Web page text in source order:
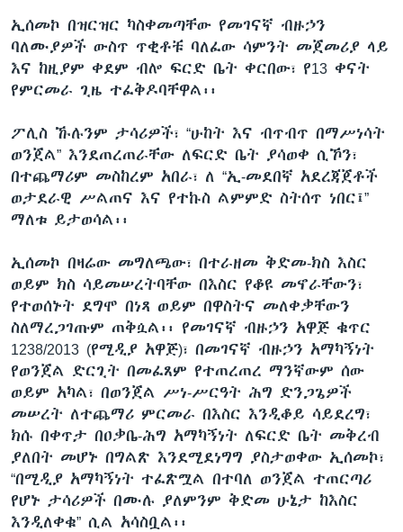
ኢሰመኮ በዝርዝር ካስቀመጣቸው የመገናኛ ብዙኃን
ባለሙያዎች ውስጥ ጥቂቶቹ ባለፈው ሳምንት መጀመሪያ ላይ
እና ከዚያም ቀደም ብሎ ፍርድ ቤት ቀርበው፣ የ13 ቀናት
የምርመራ ጊዜ ተፈቅዶባቸዋል፡፡
ፖሊስ ኹሉንም ታሳሪዎች፣ “ሁከት እና ብጥብጥ በማሥነሳት
ወንጀል” እንደጠረጠራቸው ለፍርድ ቤት ያሳወቀ ሲኾን፣
በተጨማሪም መስከረም አበራ፣ ለ “ኢ-መደበኛ አደረጃጀቶች
ወታደራዊ ሥልጠና እና የተኩስ ልምምድ ስትሰጥ ነበር፤”
ማለቱ ይታወሳል፡፡
ኢሰመኮ በዛሬው መግለጫው፣ በተራዘመ ቅድመ-ክስ እስር
ወይም ክስ ሳይመሠረትባቸው በእስር የቆዩ መኖራቸውን፣
የተወሰኑት ደግሞ በነጻ ወይም በዋስትና መለቀቃቸውን
ስለማረጋገጡም ጠቅሷል፡፡ የመገናኛ ብዙኃን አዋጅ ቁጥር
1238/2013 (የሚዲያ አዋጅ)፣ በመገናኛ ብዙኃን አማካኝነት
የወንጀል ድርጊት በመፈጸም የተጠረጠረ ማንኛውም ሰው
ወይም አካል፣ በወንጀል ሥነ-ሥርዓት ሕግ ድንጋጌዎች
መሠረት ለተጨማሪ ምርመራ በእስር እንዲቆይ ሳይደረግ፣
ክሱ በቀጥታ በዐቃቤ-ሕግ አማካኝነት ለፍርድ ቤት መቅረብ
ያለበት መሆኑ በግልጽ እንደሚደነግግ ያስታወቀው ኢሰመኮ፣
“በሚዲያ አማካኝነት ተፈጽሟል በተባለ ወንጀል ተጠርጣሪ
የሆኑ ታሳሪዎች በሙሉ ያለምንም ቅድመ ሁኔታ ከእስር
እንዲለቀቁ” ሲል አሳስቧል፡፡